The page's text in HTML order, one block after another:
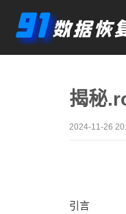
揭秘
2024-11-26
引言